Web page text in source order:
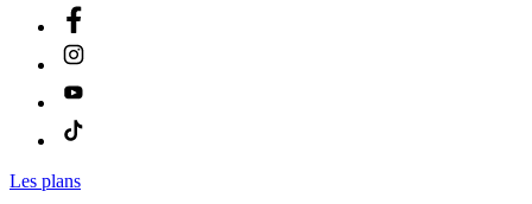
Les plans